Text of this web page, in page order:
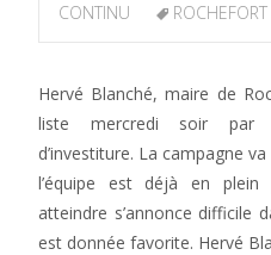
CONTINU
ROCHEFORT
Hervé Blanché, maire de
liste mercredi soir par
d’investiture. La campagne
l’équipe est déjà en plein
atteindre s’annonce difficile
est donnée favorite. Hervé